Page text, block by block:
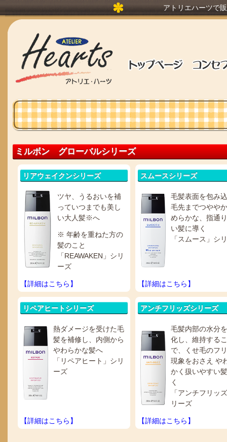
アトリエハーツで
ミルボン グローバルシリーズ
リアウェイクンシリーズ
ツヤ、うるおいを補
っていつまでも美し
い大人髪※へ
※ 年齢を重ねた方の
髪のこと
「REAWAKEN」シリ
ーズ
【詳細はこちら】
スムースシリーズ
毛髪表面を包み
毛先までつやや
めらかな、指通
い髪に導く
「スムース」シ
【詳細はこちら】
リペアヒートシリーズ
熱ダメージを受けた毛
髪を補修し、内側から
やわらかな髪へ
「リペアヒート」シリ
ーズ
【詳細はこちら】
アンチフリッズシリーズ
毛髪内部の水分
化し、維持する
で、くせ毛のフ
現象をおさえ や
かく扱いやすい
く
「アンチフリッ
リーズ
【詳細はこちら】